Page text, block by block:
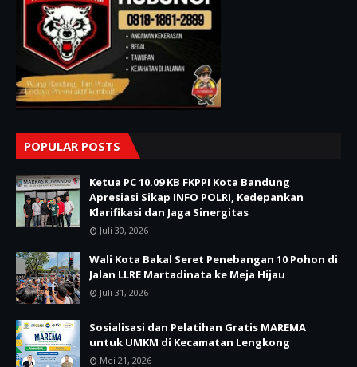
POPULAR POSTS
Ketua PC 10.09 KB FKPPI Kota Bandung
Apresiasi Sikap INFO POLRI, Kedepankan
Klarifikasi dan Jaga Sinergitas
Juli 30, 2026
Wali Kota Bakal Seret Penebangan 10 Pohon di
Jalan LLRE Martadinata ke Meja Hijau
Juli 31, 2026
Sosialisasi dan Pelatihan Gratis MAREMA
untuk UMKM di Kecamatan Lengkong
Mei 21, 2026